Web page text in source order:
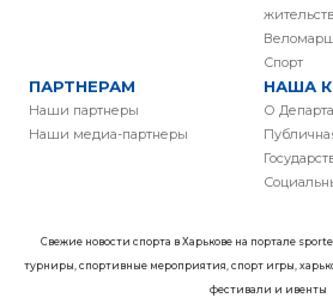
Спорт
ПАРТНЕРАМ
Наши партнеры
Наши медиа-партнеры
НАША
О
Свежие новости спорта в Харькове на портале
турниры, спортивные мероприятия, спорт игры,
фестивали и ивенты